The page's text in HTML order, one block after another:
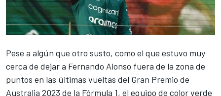
Pese a algún que otro susto, como el que estuvo muy
cerca de dejar a Fernando Alonso fuera de la zona de
puntos en las últimas vueltas del Gran Premio de
Australia 2023 de la Fórmula 1, el equipo de color verde